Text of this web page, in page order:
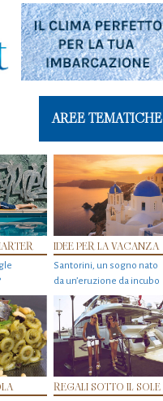
AREE TEMATICHE
IDEE PER LA VACANZA
Santorini, un sogno nato
da un’eruzione da incubo
REGALI SOTTO IL SOLE